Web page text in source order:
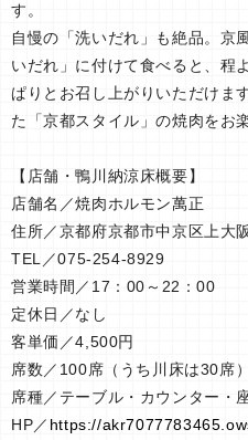
す。
自慢の「洗いだれ」も絶品。京
いだれ」に付けて食べると、程
ぱりとお召し上がりいただけま
た「京都スタイル」の焼肉をお
【店舗・鴨川納涼床概要】
店舗名／焼肉ホルモン萬正
住所／京都府京都市中京区上大
TEL／075-254-8929
営業時間／17：00～22：
定休日／なし
客単価／
席数／100席（うち川床は30席）
席種／テーブル・カウンター・
HP／ https://